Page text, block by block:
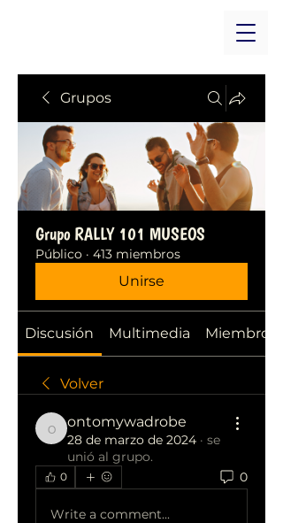
Grupos
Grupo RALLY 101 MUSEOS
Público · 413 miembros
Unirse
Discusión Multimedia Miembros
Volver
ontomywadrobe
ontomywadrobe
28 de marzo de 2024 · se
unió al grupo.
0 0
Write a comment...